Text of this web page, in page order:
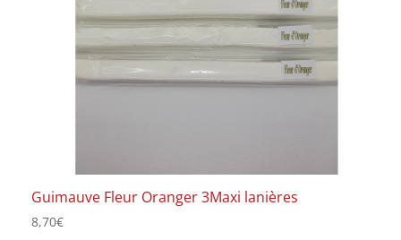
Guimauve Fleur Oranger 3Maxi lanières
8,70€